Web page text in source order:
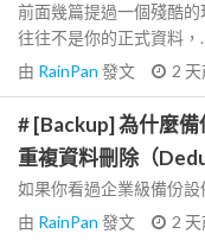
前面幾篇提過一個殘酷
往往不是你的正式資料，
由 RainPan 發文 2
# [Backup] 為什麼
重複資料刪除（
如果你看過企業級備份
由 RainPan 發文 2